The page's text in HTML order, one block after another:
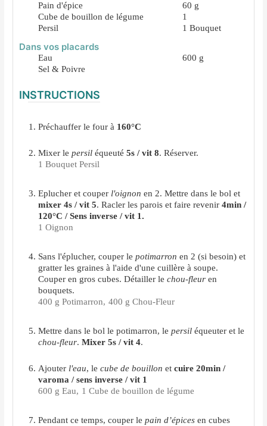
Pain d'épice
60 g
Cube de bouillon de légume
1
Persil
1 Bouquet
Dans vos placards
Eau 600 g
Sel & Poivre
INSTRUCTIONS
Préchauffer le four à 160°C
Mixer lepersiléqueuté 5s / vit 8. Réserver.
1 Bouquet Persil
Eplucher et couper l'oignonen 2. Mettre dans le bol et
mixer 4s / vit 5. Racler les parois et faire revenir4min /
120°C / Sens inverse / vit 1.
1 Oignon
Sans l'éplucher, couper lepotimarronen 2 (si besoin) et
gratter les graines à l'aide d'une cuillère à soupe.
Couper en gros cubes. Détailler lechou-fleur en
bouquets.
400 g Potimarron, 400 g Chou-Fleur
Mettre dans le bol le potimarron, lepersiléqueuter et le
chou-fleur. Mixer 5s / vit 4.
Ajouter l'eau, lecube de bouillon et cuire 20min /
varoma / sens inverse / vit 1
600 g Eau, 1 Cube de bouillon de légume
Pendant ce temps, couper lepain d’épices en cubes